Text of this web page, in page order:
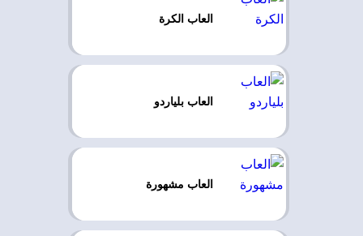
العاب الكرة
العاب بلياردو
العاب مشهورة